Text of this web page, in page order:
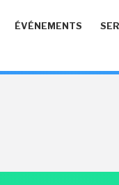
ÉVÉNEMENTS